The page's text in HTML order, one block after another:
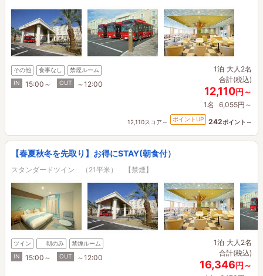
その他 食事なし
禁煙ルーム
IN
15:00～ OUT ～12:00
1泊 大人2名
合計(税込)
12,110円～
1名 6,055円～
12,110スコア～ ポイントUP 242ポイント～
【春夏秋冬を先取り】お得にSTAY(朝食付）
スタンダードツイン （21平米） 【禁煙】
ツイン 朝のみ
禁煙ルーム
IN
15:00～ OUT ～12:00
1泊 大人2名
合計(税込)
16,346円～